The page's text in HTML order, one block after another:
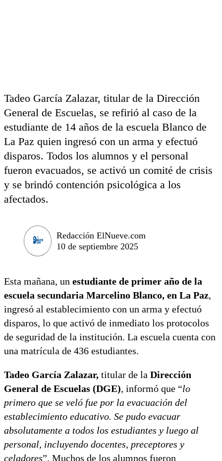
Tadeo García Zalazar, titular de la Dirección
General de Escuelas, se refirió al caso de la
estudiante de 14 años de la escuela Blanco de
La Paz quien ingresó con un arma y efectuó
disparos. Todos los alumnos y el personal
fueron evacuados, se activó un comité de crisis
y se brindó contención psicológica a los
afectados.
Redacción ElNueve.com
10 de septiembre 2025
Esta mañana, un estudiante de primer año de la
escuela secundaria Marcelino Blanco, en La Paz,
ingresó al establecimiento con un arma y efectuó
disparos, lo que activó de inmediato los protocolos
de seguridad de la institución. La escuela cuenta con
una matrícula de 436 estudiantes.
Tadeo García Zalazar, titular de la Dirección
General de Escuelas (DGE), informó que “lo
primero que se veló fue por la evacuación del
establecimiento educativo. Se pudo evacuar
absolutamente a todos los estudiantes y luego al
personal, incluyendo docentes, preceptores y
celadores”. Muchos de los alumnos fueron